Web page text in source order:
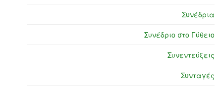
Συνέδρια
Συνέδριο στο Γύθειο
Συνεντεύξεις
Συνταγές